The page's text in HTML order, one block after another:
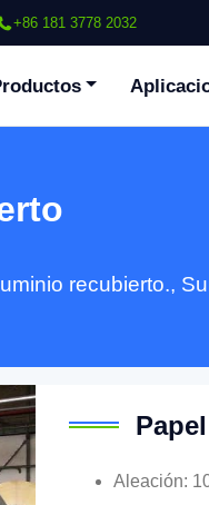
+86 181 3778 2032
recubierto.,
Aleación: